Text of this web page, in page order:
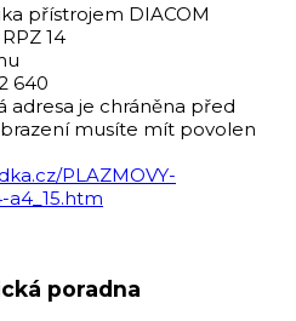
přístrojem DIACOM
14
640
adresa je chráněna před
musíte mít povolen
PLAZMOVY-
a4_15.htm
poradna